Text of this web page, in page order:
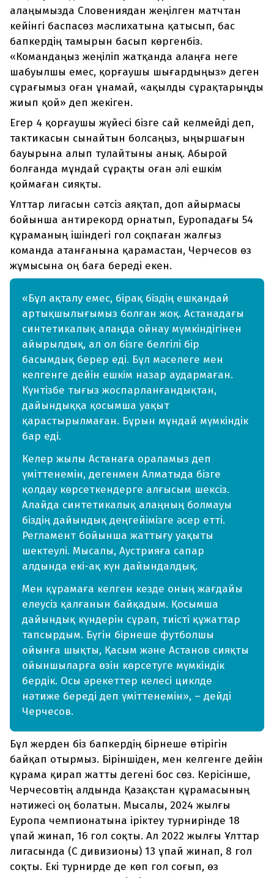
алаңымызда Словениядан жеңілген матчтан
кейінгі баспасөз мәслихатына қатысып, бас
бапкердің тамырын басып көргенбіз.
«Командаңыз жеңіліп жатқанда алаңға неге
шабуылшы емес, қорғаушы шығардыңыз» деген
сұрағымыз оған ұнамай, «ақылды сұрақтарыңды
жиып қой» деп жекіген.
Егер 4 қорғаушы жүйесі бізге сай келмейді деп,
тактикасын сынайтын болсаңыз, ыңыршағын
бауырына алып тулайтыны анық. Абырой
болғанда мұндай сұрақты оған әлі ешкім
қоймаған сияқты.
Ұлттар лигасын сәтсіз аяқтап, доп айырмасы
бойынша антирекорд орнатып, Еуропадағы 54
құраманың ішіндегі гол соқпаған жалғыз
команда атанғанына қарамастан, Черчесов өз
жұмысына оң баға береді екен.
«Бұл ақталу емес, бірақ біздің ешқандай
артықшылығымыз болған жоқ. Астанадағы
синтетикалық алаңда ойнау мүмкіндігінен
айырылдық, ал ол бізге белгілі бір
басымдық берер еді. Бұл мәселеге мен
келгенге дейін ешкім назар аудармаған.
Күнтізбе тығыз жоспарланғандықтан,
дайындыққа қосымша уақыт
қарастырылмаған. Бұрын мұндай мүмкіндік
бар еді.
Келер жылы Астанаға ораламыз деп
үміттенемін, дегенмен Алматыда бізге
қолдау көрсеткендерге алғысым шексіз.
Алайда синтетикалық алаңның болмауы
біздің дайындық деңгейімізге әсер етті.
Регламент бойынша жаттығу уақыты
шектеулі. Мысалы, Аустрияға сапар
алдында екі-ақ күн дайындалдық.
Мен құрамаға келген кезде оның жағдайы
елеусіз қалғанын байқадым. Қосымша
дайындық күндерін сұрап, тиісті құжаттар
тапсырдым. Бүгін бірнеше футболшы
ойынға шықты, Қасым және Астанов сияқты
ойыншыларға өзін көрсетуге мүмкіндік
бердік. Осы әрекеттер келесі циклде
нәтиже береді деп үміттенемін», – дейді
Черчесов.
Бұл жерден біз бапкердің бірнеше өтірігін
байқап отырмыз. Біріншіден, мен келгенге дейін
құрама қирап жатты дегені бос сөз. Керісінше,
Черчесовтің алдында Қазақстан құрамасының
нәтижесі оң болатын. Мысалы, 2024 жылғы
Еуропа чемпионатына іріктеу турнирінде 18
ұпай жинап, 16 гол соқты. Ал 2022 жылғы Ұлттар
лигасында (С дивизионы) 13 ұпай жинап, 8 гол
соқты. Екі турнирде де көп гол соғып, өз